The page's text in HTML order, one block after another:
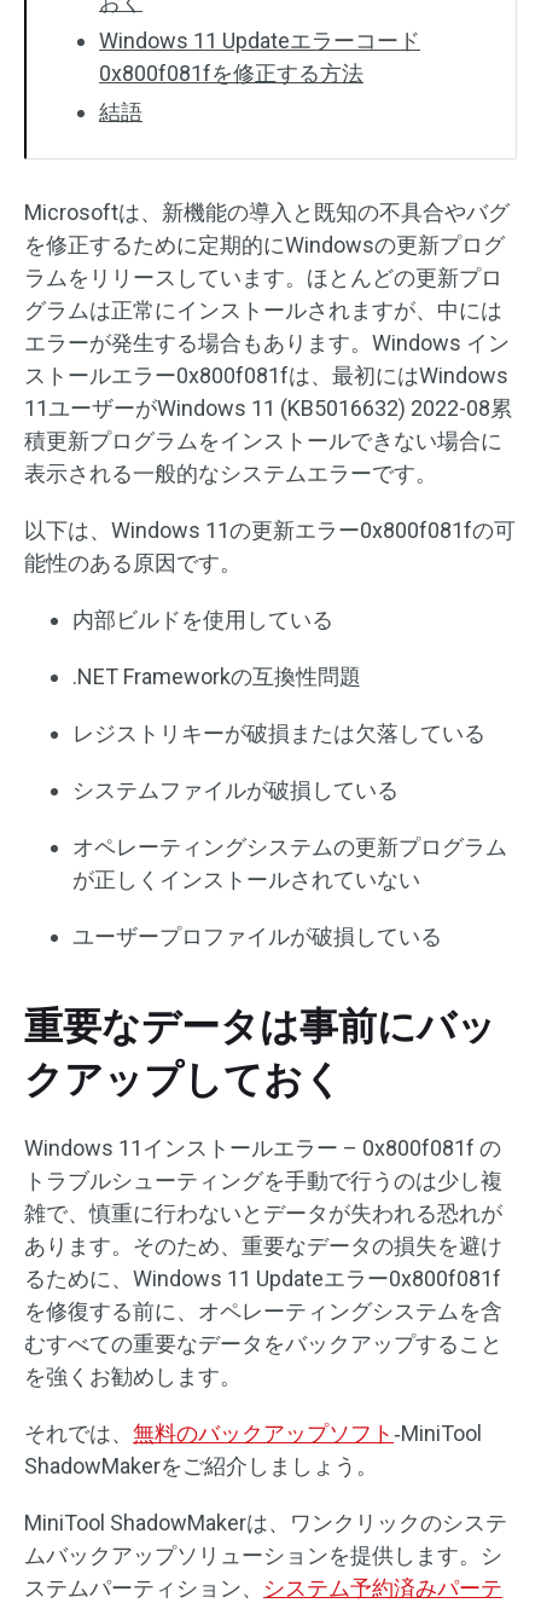
Windows 11 Updateエラーコード
0x800f081fを修正する方法
結語
Microsoftは、新機能の導入と既知の不具合やバグ
を修正するために定期的にWindowsの更新プログ
ラムをリリースしています。ほとんどの更新プロ
グラムは正常にインストールされますが、中には
エラーが発生する場合もあります。Windows イン
ストールエラー0x800f081fは、最初にはWindows
11ユーザーがWindows 11 (KB5016632) 2022-08累
積更新プログラムをインストールできない場合に
表示される一般的なシステムエラーです。
以下は、Windows 11の更新エラー0x800f081fの可
能性のある原因です。
内部ビルドを使用している
.NET Frameworkの互換性問題
レジストリキーが破損または欠落している
システムファイルが破損している
オペレーティングシステムの更新プログラム
が正しくインストールされていない
ユーザープロファイルが破損している
重要なデータは事前にバッ
クアップしておく
Windows 11インストールエラー – 0x800f081f の
トラブルシューティングを手動で行うのは少し複
雑で、慎重に行わないとデータが失われる恐れが
あります。そのため、重要なデータの損失を避け
るために、Windows 11 Updateエラー0x800f081f
を修復する前に、オペレーティングシステムを含
むすべての重要なデータをバックアップすること
を強くお勧めします。
それでは、 無料のバックアップソフト‐MiniTool
ShadowMakerをご紹介しましょう。
MiniTool ShadowMakerは、ワンクリックのシステ
ムバックアップソリューションを提供します。シ
ステムパーティション、 システム予約済みパーテ